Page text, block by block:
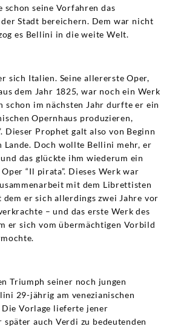
schon seine Vorfahren das
Stadt bereichern. Dem war nicht
es Bellini in die weite Welt.
sich Italien. Seine allererste Oper,
dem Jahr 1825, war noch ein Werk
schon im nächsten Jahr durfte er ein
Opernhaus produzieren,
Dieser Prophet galt also von Beginn
Lande. Doch wollte Bellini mehr, er
das glückte ihm wiederum ein
“Il pirata”. Dieses Werk war
mit dem Librettisten
dem er sich allerdings zwei Jahre vor
– und das erste Werk des
er sich vom übermächtigen Vorbild
Triumph seiner noch jungen
29-jährig am venezianischen
Die Vorlage lieferte jener
auch Verdi zu bedeutenden